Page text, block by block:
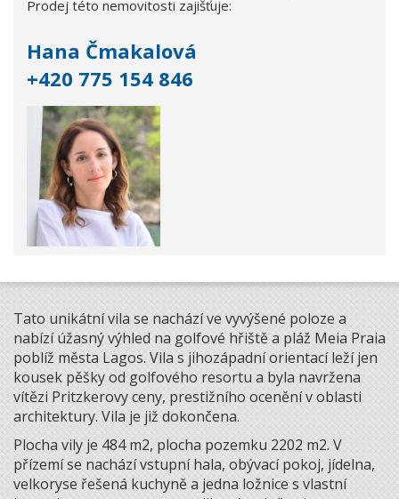
Prodej této nemovitosti zajišťuje:
Hana Čmakalová
+420 775 154 846
Tato unikátní vila se nachází ve vyvýšené poloze a
nabízí úžasný výhled na golfové hřiště a pláž Meia Praia
poblíž města Lagos. Vila s jihozápadní orientací leží jen
kousek pěšky od golfového resortu a byla navržena
vítězi Pritzkerovy ceny, prestižního ocenění v oblasti
architektury. Vila je již dokončena.
Plocha vily je 484 m2, plocha pozemku 2202 m2. V
přízemí se nachází vstupní hala, obývací pokoj, jídelna,
velkoryse řešená kuchyně a jedna ložnice s vlastní